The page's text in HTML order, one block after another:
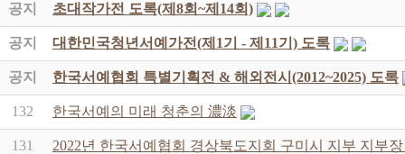
공지 초대작가전 도록(제8회~제14회)
공지 대한민국청년서예가전(제1기 - 제11기) 도록
공지 한국서예협회 특별기획전 & 해외전시(2012~2025) 도록
132 한국서예의 미래 청춘의 濃淡
131 2022년 한국서예협회 경상북도지회 구미시 지부 지부